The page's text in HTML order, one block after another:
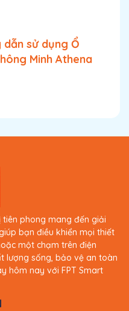
dẫn sử dụng Ổ
Minh Athena
tiên phong mang đến giải
bạn điều khiển mọi thiết
một chạm trên điện
lượng sống, bảo vệ an toàn
hôm nay với FPT Smart